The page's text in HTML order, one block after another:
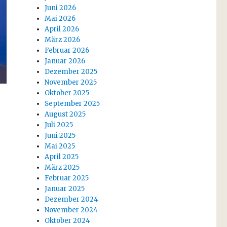
Juni 2026
Mai 2026
April 2026
März 2026
Februar 2026
Januar 2026
Dezember 2025
November 2025
Oktober 2025
September 2025
August 2025
Juli 2025
Juni 2025
Mai 2025
April 2025
März 2025
Februar 2025
Januar 2025
Dezember 2024
November 2024
Oktober 2024